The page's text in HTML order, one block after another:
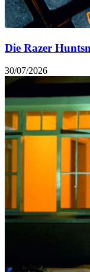
Die Razer
30/07/2026